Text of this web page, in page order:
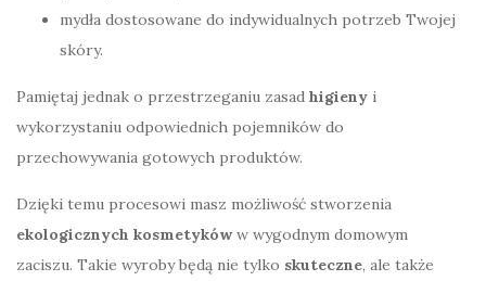
mydła dostosowane do indywidualnych potrzeb Twojej
skóry.
Pamiętaj jednak o przestrzeganiu zasad higieny i
wykorzystaniu odpowiednich pojemników do
przechowywania gotowych produktów.
Dzięki temu procesowi masz możliwość stworzenia
ekologicznych kosmetyków w wygodnym domowym
zaciszu. Takie wyroby będą nie tylko skuteczne, ale także